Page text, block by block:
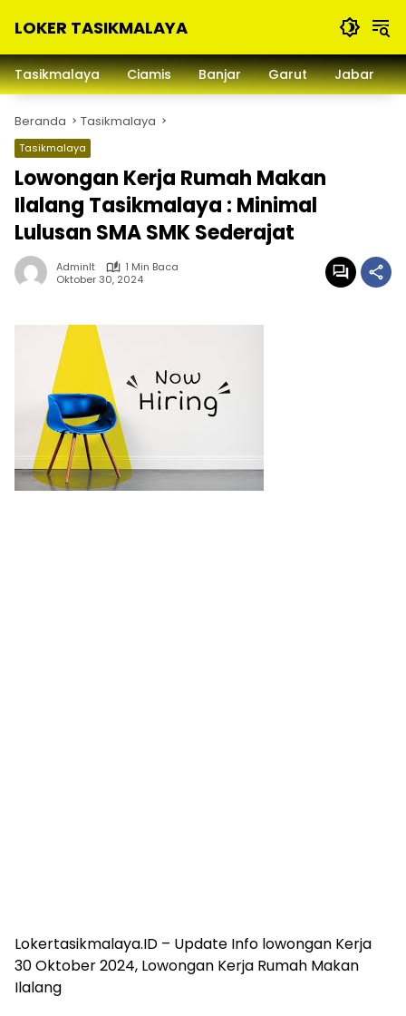
LOKER TASIKMALAYA
Lowongan
Kerja
dan
Sekitarna
Tasikmalaya Ciamis Banjar Garut Jabar
Beranda Tasikmalaya
Tasikmalaya
Lowongan Kerja Rumah Makan
Ilalang Tasikmalaya : Minimal
Lulusan SMA SMK Sederajat
Adminlt
1 Min Baca
Oktober 30, 2024
Lokertasikmalaya.ID – Update Info lowongan Kerja
30 Oktober 2024, Lowongan Kerja Rumah Makan
Ilalang